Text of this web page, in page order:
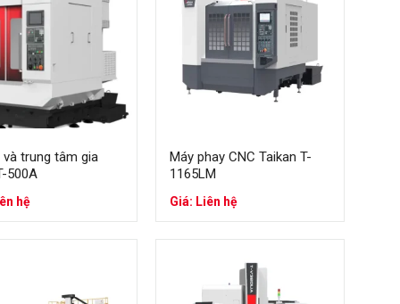
lượng, cơ khí nặng
và trung tâm gia
500A
hệ
Máy phay CNC Taikan T-
1165LM
Giá: Liên hệ